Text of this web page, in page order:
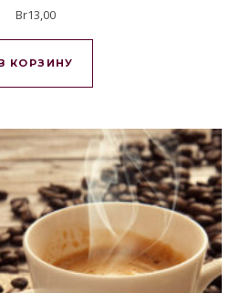
Br13,00
КОРЗИНУ